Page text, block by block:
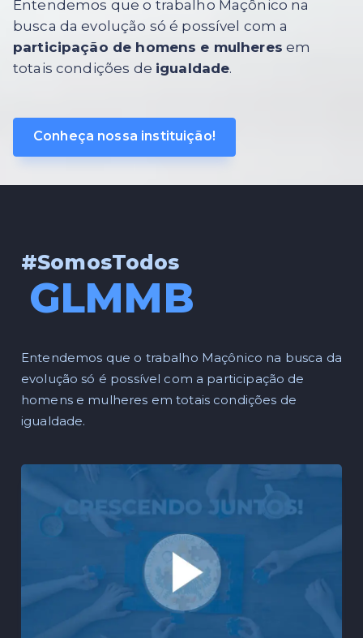
Entendemos que o trabalho Maçônico na
busca da evolução só é possível com a
participação de homens e mulheres em
totais condições de igualdade.
Conheça nossa instituição!
#SomosTodos
GLMMB
Entendemos que o trabalho Maçônico na busca da
evolução só é possível com a participação de
homens e mulheres em totais condições de
igualdade.